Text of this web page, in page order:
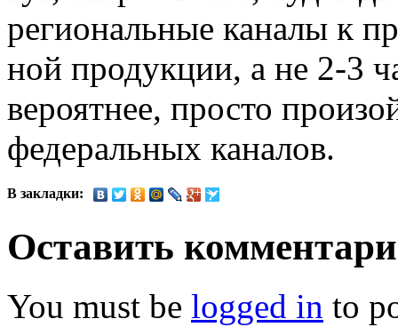
региональные каналы к
ной продукции, а не 2-3
вероятнее, просто
федеральных каналов.
В закладки:
Оставить
You must be logged in to